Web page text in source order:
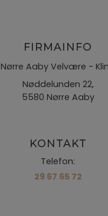
FIRMAINFO
Nørre Aaby Velvære -
Nøddelunden 22,
5580 Nørre Aaby
KONTAKT
Telefon:
29 67 65 72